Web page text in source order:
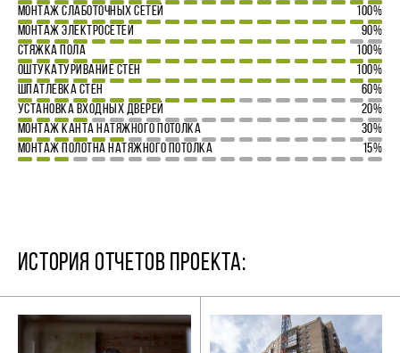
МОНТАЖ СЛАБОТОЧНЫХ СЕТЕЙ
100%
МОНТАЖ ЭЛЕКТРОСЕТЕЙ
90%
СТЯЖКА ПОЛА
100%
ОШТУКАТУРИВАНИЕ СТЕН
100%
ШПАТЛЕВКА СТЕН
60%
УСТАНОВКА ВХОДНЫХ ДВЕРЕЙ
20%
МОНТАЖ КАНТА НАТЯЖНОГО ПОТОЛКА
30%
МОНТАЖ ПОЛОТНА НАТЯЖНОГО ПОТОЛКА
15%
ИСТОРИЯ ОТЧЕТОВ ПРОЕКТА: